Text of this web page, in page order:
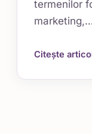
termenilor
Citește